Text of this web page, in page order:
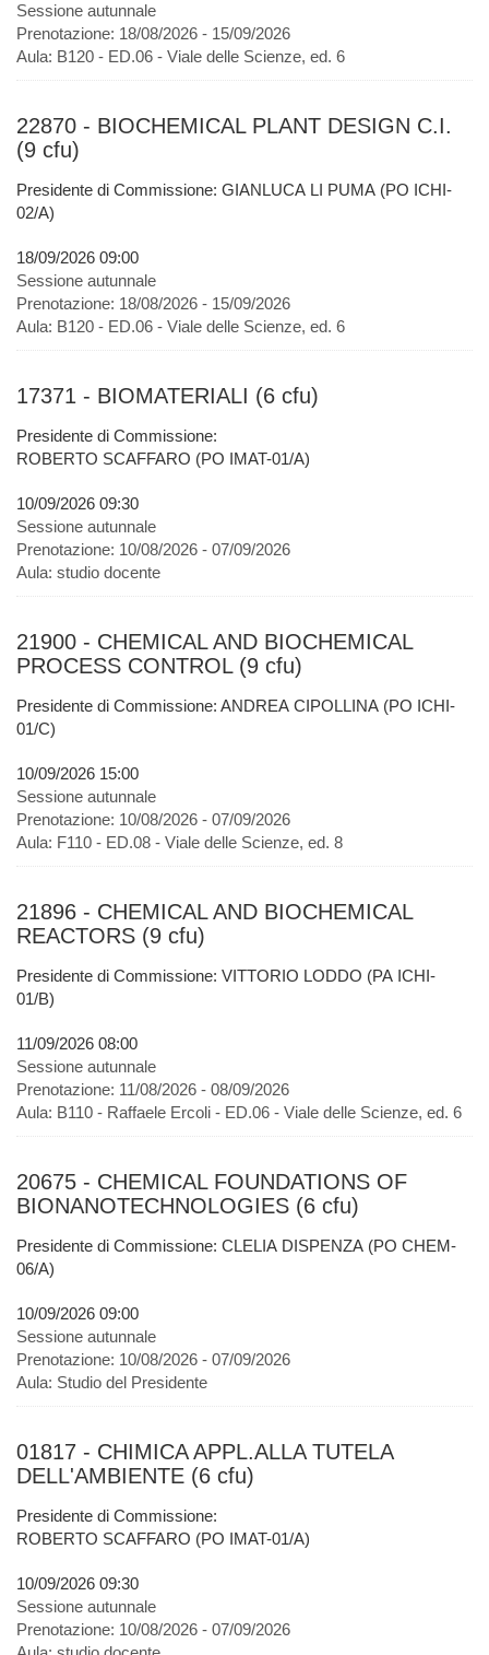
Sessione autunnale
Prenotazione: 18/08/2026 - 15/09/2026
Aula: B120 - ED.06 - Viale delle Scienze, ed. 6
22870 - BIOCHEMICAL PLANT DESIGN C.I.
(9 cfu)
Presidente di Commissione: GIANLUCA LI PUMA (PO ICHI-
02/A)
18/09/2026 09:00
Sessione autunnale
Prenotazione: 18/08/2026 - 15/09/2026
Aula: B120 - ED.06 - Viale delle Scienze, ed. 6
17371 - BIOMATERIALI (6 cfu)
Presidente di Commissione:
ROBERTO SCAFFARO (PO IMAT-01/A)
10/09/2026 09:30
Sessione autunnale
Prenotazione: 10/08/2026 - 07/09/2026
Aula: studio docente
21900 - CHEMICAL AND BIOCHEMICAL
PROCESS CONTROL (9 cfu)
Presidente di Commissione: ANDREA CIPOLLINA (PO ICHI-
01/C)
10/09/2026 15:00
Sessione autunnale
Prenotazione: 10/08/2026 - 07/09/2026
Aula: F110 - ED.08 - Viale delle Scienze, ed. 8
21896 - CHEMICAL AND BIOCHEMICAL
REACTORS (9 cfu)
Presidente di Commissione: VITTORIO LODDO (PA ICHI-
01/B)
11/09/2026 08:00
Sessione autunnale
Prenotazione: 11/08/2026 - 08/09/2026
Aula: B110 - Raffaele Ercoli - ED.06 - Viale delle Scienze, ed. 6
20675 - CHEMICAL FOUNDATIONS OF
BIONANOTECHNOLOGIES (6 cfu)
Presidente di Commissione: CLELIA DISPENZA (PO CHEM-
06/A)
10/09/2026 09:00
Sessione autunnale
Prenotazione: 10/08/2026 - 07/09/2026
Aula: Studio del Presidente
01817 - CHIMICA APPL.ALLA TUTELA
DELL'AMBIENTE (6 cfu)
Presidente di Commissione:
ROBERTO SCAFFARO (PO IMAT-01/A)
10/09/2026 09:30
Sessione autunnale
Prenotazione: 10/08/2026 - 07/09/2026